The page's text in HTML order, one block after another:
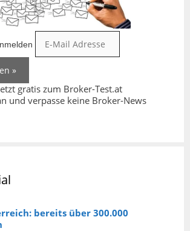
gratis zum Broker-Test.at
und verpasse keine Broker-News
bereits über 300.000